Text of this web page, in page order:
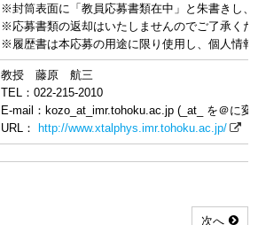
※封筒表面に「教員応募書類在中」と朱書きし、
※応募書類の返却はいたしませんのでご了承くだ
※履歴書は本応募の用途に限り使用し、個人情報
教授 藤原 航三
TEL：022-215-2010
E-mail：kozo_at_imr.tohoku.ac.jp (_at_ を＠に変
URL：
http://www.xtalphys.imr.tohoku.ac.jp/
次へ